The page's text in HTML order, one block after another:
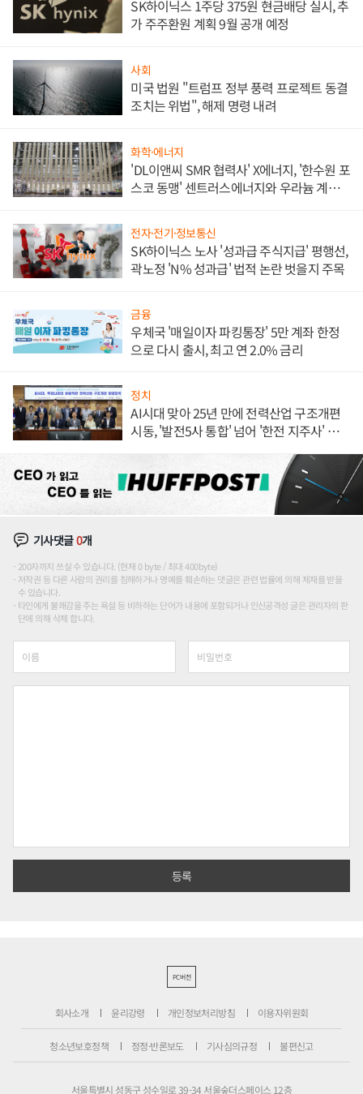
SK하이닉스 1주당 375원 현금배당 실시, 추
가 주주환원 계획 9월 공개 예정
사회
미국 법원 "트럼프 정부 풍력 프로젝트 동결
조치는 위법", 해제 명령 내려
화학·에너지
'DL이앤씨 SMR 협력사' X에너지, '한수원 포
스코 동맹' 센트러스에너지와 우라늄 계약
전자·전기·정보통신
SK하이닉스 노사 '성과급 주식지급' 평행선,
곽노정 'N% 성과급' 법적 논란 벗을지 주목
금융
우체국 '매일이자 파킹통장' 5만 계좌 한정
으로 다시 출시, 최고 연 2.0% 금리
정치
AI시대 맞아 25년 만에 전력산업 구조개편
시동, '발전5사 통합' 넘어 '한전 지주사' 재편
기사댓글0개
200자까지 쓰실 수 있습니다. (현재 0 byte / 최대 400byte)
저작권 등 다른 사람의 권리를 침해하거나 명예를 훼손하는 댓글은 관련 법률에 의해 제재를 받을
수 있습니다.
타인에게 불쾌감을 주는 욕설 등 비하하는 단어가 내용에 포함되거나 인신공격성 글은 관리자의 판
단에 의해 삭제 합니다.
PC버전
회사소개 윤리강령 개인정보처리방침 이용자위원회
청소년보호정책 정정·반론보도 기사심의규정 불편신고
서울특별시 성동구 성수일로 39-34 서울숲더스페이스 12층